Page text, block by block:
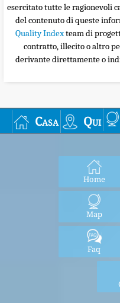
esercitato tutte le ragionevoli
del contenuto di queste
Quality Indexteam di
contratto, illecito o altro
derivante direttamente o
Casa Qui
Home
Map
Faq